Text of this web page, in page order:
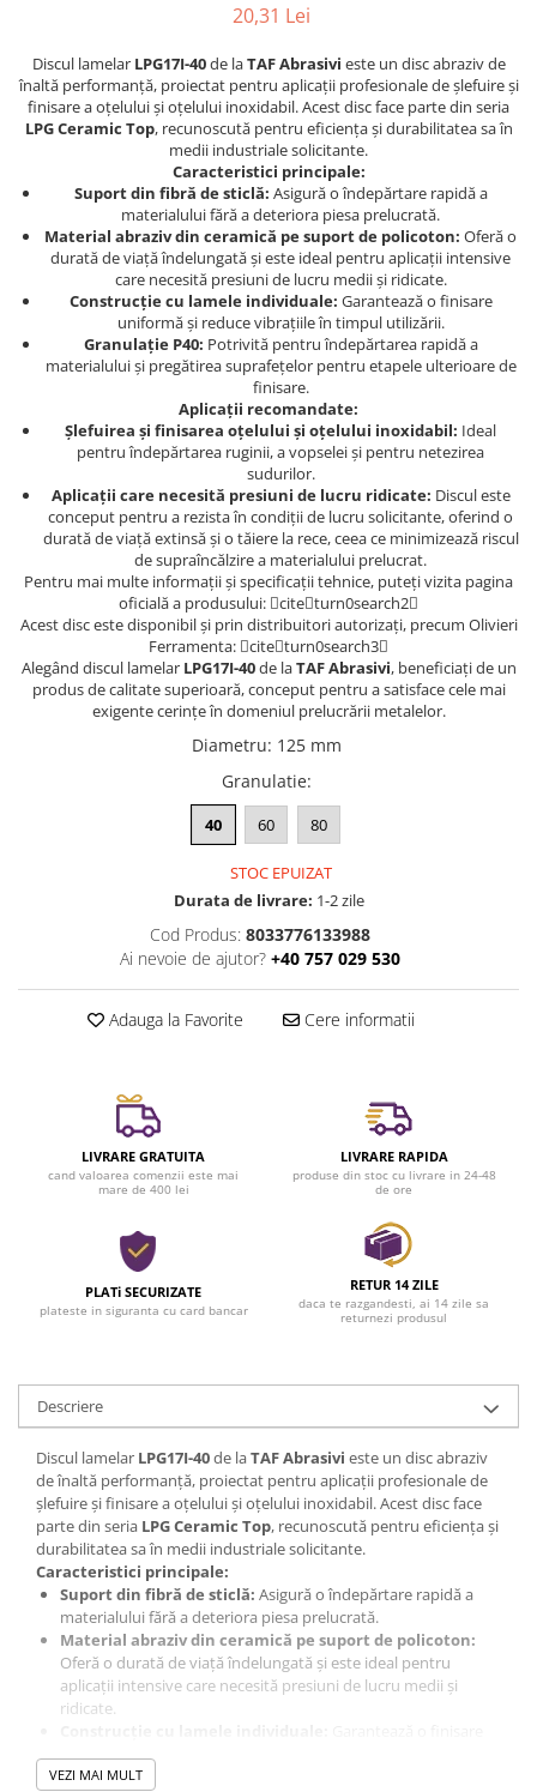
Solutii anticalcar
Solutii desfundat tevi
Solutii suprafete
Casa si exterior
Detergenti universali
Intretinere suprafete
Solutii curatat podele
Detergenti
20,31 Lei
Discul lamelar LPG17I-40de laTAF Abrasivi este un disc abraziv de
înaltă performanță, proiectat pentru aplicații profesionale de șlefuire și
finisare a oțelului și oțelului inoxidabil. Acest disc face parte din seria
LPG Ceramic Top, recunoscută pentru eficiența și durabilitatea sa în
medii industriale solicitante.
Caracteristici principale:
Suport din fibră de sticlă: Asigură o îndepărtare rapidă a
materialului fără a deteriora piesa prelucrată.
Material abraziv din ceramică pe suport de policoton: Oferă o
durată de viață îndelungată și este ideal pentru aplicații intensive
care necesită presiuni de lucru medii și ridicate.
Construcție cu lamele individuale: Garantează o finisare
uniformă și reduce vibrațiile în timpul utilizării.
Granulație P40: Potrivită pentru îndepărtarea rapidă a
materialului și pregătirea suprafețelor pentru etapele ulterioare de
finisare.
Aplicații recomandate:
Șlefuirea și finisarea oțelului și oțelului inoxidabil: Ideal
pentru îndepărtarea ruginii, a vopselei și pentru netezirea
sudurilor.
Aplicații care necesită presiuni de lucru ridicate: Discul este
conceput pentru a rezista în condiții de lucru solicitante, oferind o
durată de viață extinsă și o tăiere la rece, ceea ce minimizează riscul
de supraîncălzire a materialului prelucrat.
Pentru mai multe informații și specificații tehnice, puteți vizita pagina
oficială a produsului: citeturn0search2
Acest disc este disponibil și prin distribuitori autorizați, precum Olivieri
Ferramenta: citeturn0search3
Alegând discul lamelar LPG17I-40de laTAF Abrasivi, beneficiați de un
produs de calitate superioară, conceput pentru a satisface cele mai
exigente cerințe în domeniul prelucrării metalelor.
Diametru: 125 mm
Granulatie:
40 60 80
STOC EPUIZAT
Durata de livrare: 1-2 zile
Cod Produs: 8033776133988
Ai nevoie de ajutor? +40 757 029 530
Adauga la Favorite Cere informatii
LIVRARE GRATUITA
cand valoarea comenzii este mai
mare de 400 lei
LIVRARE RAPIDA
produse din stoc cu livrare in 24-48
de ore
PLATi SECURIZATE
plateste in siguranta cu card bancar
RETUR 14 ZILE
daca te razgandesti, ai 14 zile sa
returnezi produsul
Descriere
Discul lamelar LPG17I-40de laTAF Abrasivi este un disc abraziv
de înaltă performanță, proiectat pentru aplicații profesionale de
șlefuire și finisare a oțelului și oțelului inoxidabil. Acest disc face
parte din seria LPG Ceramic Top, recunoscută pentru eficiența și
durabilitatea sa în medii industriale solicitante.
Caracteristici principale:
Suport din fibră de sticlă: Asigură o îndepărtare rapidă a
materialului fără a deteriora piesa prelucrată.
Material abraziv din ceramică pe suport de policoton:
Oferă o durată de viață îndelungată și este ideal pentru
aplicații intensive care necesită presiuni de lucru medii și
ridicate.
uniformă și reduce vibrațiile în timpul utilizării.
Aplicații recomandate:
VEZI MAI MULT